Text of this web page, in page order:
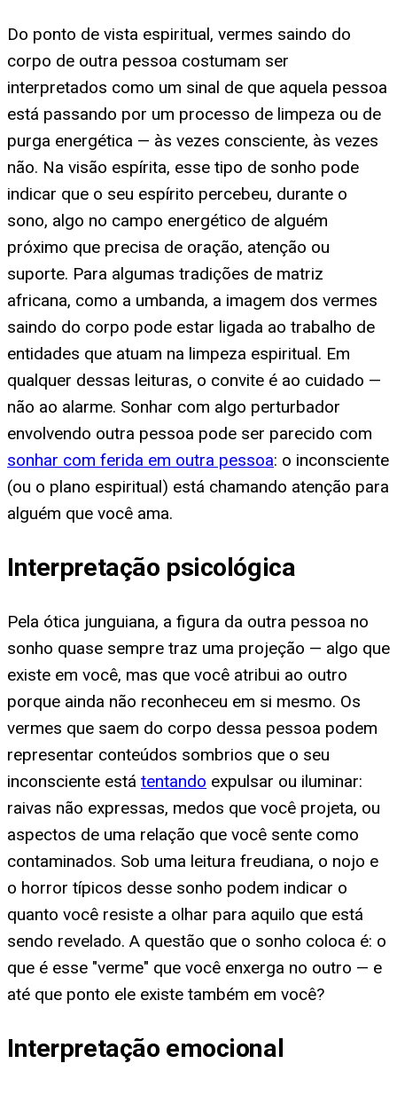
Do ponto de vista espiritual, vermes saindo do
corpo de outra pessoa costumam ser
interpretados como um sinal de que aquela pessoa
está passando por um processo de limpeza ou de
purga energética — às vezes consciente, às vezes
não. Na visão espírita, esse tipo de sonho pode
indicar que o seu espírito percebeu, durante o
sono, algo no campo energético de alguém
próximo que precisa de oração, atenção ou
suporte. Para algumas tradições de matriz
africana, como a umbanda, a imagem dos vermes
saindo do corpo pode estar ligada ao trabalho de
entidades que atuam na limpeza espiritual. Em
qualquer dessas leituras, o convite é ao cuidado —
não ao alarme. Sonhar com algo perturbador
envolvendo outra pessoa pode ser parecido com
sonhar com ferida em outra pessoa: o inconsciente
(ou o plano espiritual) está chamando atenção para
alguém que você ama.
Interpretação psicológica
Pela ótica junguiana, a figura da outra pessoa no
sonho quase sempre traz uma projeção — algo que
existe em você, mas que você atribui ao outro
porque ainda não reconheceu em si mesmo. Os
vermes que saem do corpo dessa pessoa podem
representar conteúdos sombrios que o seu
inconsciente está tentando expulsar ou iluminar:
raivas não expressas, medos que você projeta, ou
aspectos de uma relação que você sente como
contaminados. Sob uma leitura freudiana, o nojo e
o horror típicos desse sonho podem indicar o
quanto você resiste a olhar para aquilo que está
sendo revelado. A questão que o sonho coloca é: o
que é esse "verme" que você enxerga no outro — e
até que ponto ele existe também em você?
Interpretação emocional